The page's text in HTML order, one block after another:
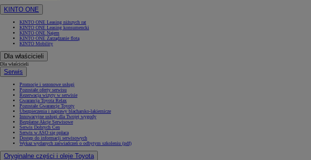
KINTO ONE
KINTO ONE Leasing niższych rat
KINTO ONE Leasing konsumencki
KINTO ONE Najem
KINTO ONE Zarządzanie flotą
KINTO Mobility
Dla właścicieli
Dla właścicieli
Serwis
Promocje i sezonowe usługi
Pozostałe oferty serwisu
Rezerwacja wizyty w serwisie
Gwarancja Toyota Relax
Pozostałe Gwarancje Toyoty
Ubezpieczenia i naprawy blacharsko-lakiernicze
Innowacyjne usługi dla Twojej wygody
Bezpłatne Akcje Serwisowe
Serwis Dobrych Cen
Serwis w ASO się opłaca
Dostęp do informacji serwisowych
Wykaz wydanych zaświadczeń o odbytym szkoleniu (pdf)
Oryginalne części i oleje Toyota